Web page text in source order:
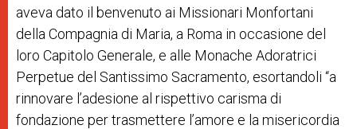
aveva dato il benvenuto ai Missionari Monfortani
della Compagnia di Maria, a Roma in occasione del
loro Capitolo Generale, e alle Monache Adoratrici
Perpetue del Santissimo Sacramento, esortandoli “a
rinnovare l’adesione al rispettivo carisma di
fondazione per trasmettere l’amore e la misericordia